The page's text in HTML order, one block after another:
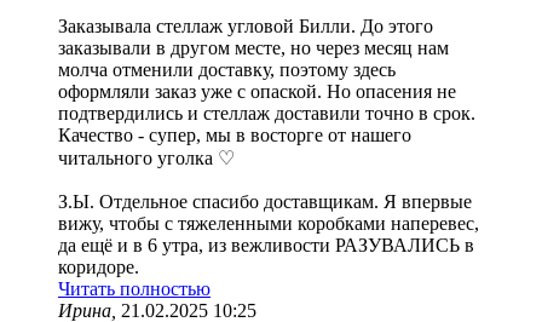
Заказывала стеллаж угловой Билли. До этого
заказывали в другом месте, но через месяц нам
молча отменили доставку, поэтому здесь
оформляли заказ уже с опаской. Но опасения не
подтвердились и стеллаж доставили точно в срок.
Качество - супер, мы в восторге от нашего
читального уголка ♡
З.Ы. Отдельное спасибо доставщикам. Я впервые
вижу, чтобы с тяжеленными коробками наперевес,
да ещё и в 6 утра, из вежливости РАЗУВАЛИСЬ в
коридоре.
Читать полностью
Ирина, 21.02.2025 10:25